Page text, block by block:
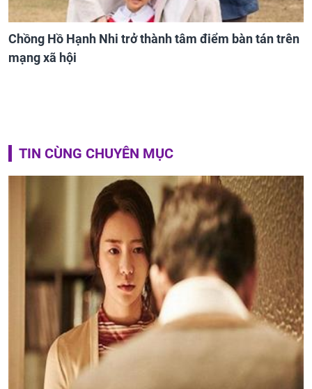
Chồng Hồ Hạnh Nhi trở thành tâm điểm bàn tán trên
mạng xã hội
TIN CÙNG CHUYÊN MỤC